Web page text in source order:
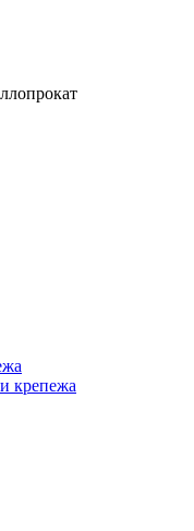
крепежа